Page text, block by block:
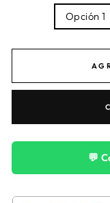
Opción 1
💬